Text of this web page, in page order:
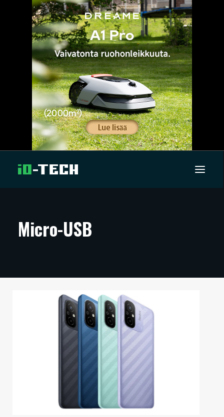
ARTIKKELIT
TECHBBS
Micro-USB